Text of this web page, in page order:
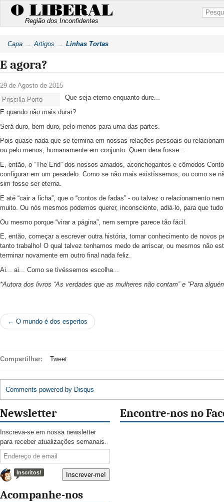
O LIBERAL
Região dos Inconfidentes
Capa Artigos Linhas Tortas
E agora?
29 de Agosto de 2015
Priscilla Porto
Que seja eterno enquanto dure...
E quando não mais durar?
Será duro, bem duro, pelo menos para uma das partes.
Pois quase nada que se termina em nossas relações pessoais ou
ou pelo menos, humanamente em conjunto. Quem dera fosse...
E, então, o “The End” dos nossos amados, aconchegantes e cômodos
configurar em um pesadelo. Como se não mais existíssemos, ou como se
sim fosse ser eterna.
E até “cair a ficha”, que o “contos de fadas” - ou talvez o relacionamento
muito. Ou nós mesmos podemos querer, inconsciente, adiá-lo, para que
Ou mesmo porque “virar a página”, nem sempre parece tão fácil.
E, então, começar a escrever outra história, tomar conhecimento de novos
tanto trabalho! O qual talvez tenhamos medo de arriscar, ou mesmos não
terminar novamente em outro final nada feliz.
Ai... ai... Como se tivéssemos escolha...
*Autora dos livros “As verdades que as mulheres não contam” e “Para
← O mundo é dos espertos
Compartilhar: Tweet
Comments powered by Disqus
Newsletter
Inscreva-se em nossa newsletter
para receber atualizações semanais.
Inscritos!
Acompanhe-nos
Encontre-nos no